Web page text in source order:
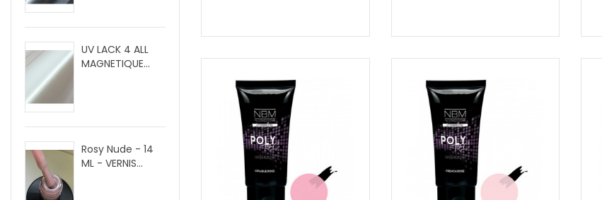
UV LACK 4 ALL
MAGNETIQUE...
Rosy Nude - 14
ML - VERNIS...